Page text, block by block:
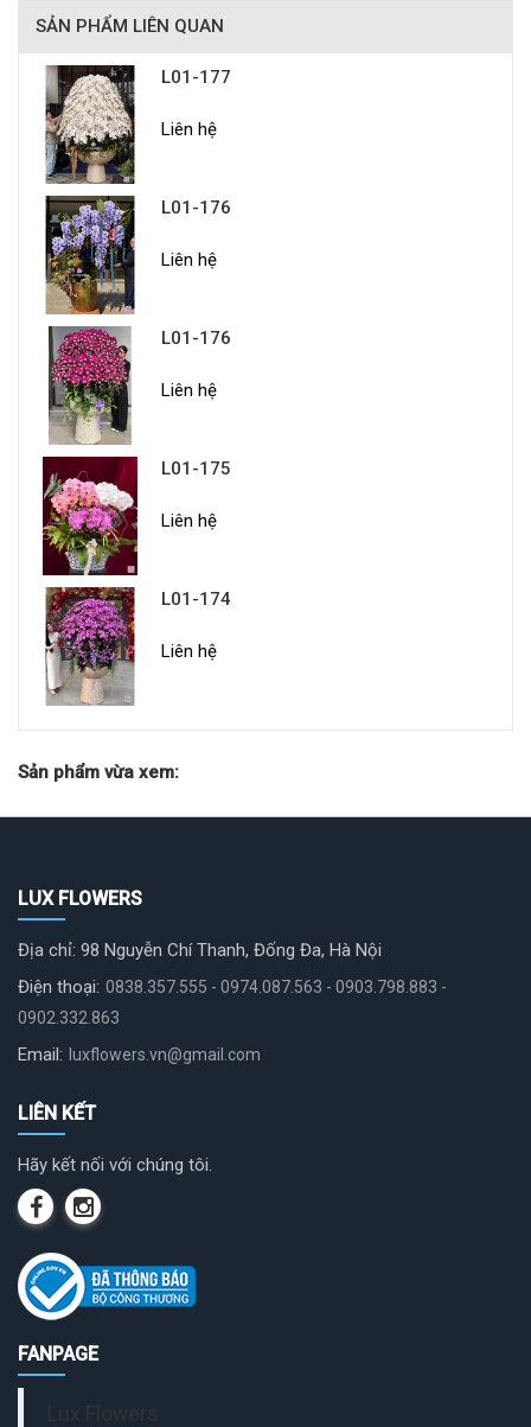
SẢN PHẨM LIÊN QUAN
L01-177
Liên hệ
L01-176
Liên hệ
L01-176
Liên hệ
L01-175
Liên hệ
L01-174
Liên hệ
Sản phẩm vừa xem:
LUX FLOWERS
Địa chỉ: 98 Nguyễn Chí Thanh, Đống Đa, Hà Nội
Điện thoại: 0838.357.555 - 0974.087.563 - 0903.798.883 -
0902.332.863
Email: luxflowers.vn@gmail.com
LIÊN KẾT
Hãy kết nối với chúng tôi.
FANPAGE
Lux Flowers